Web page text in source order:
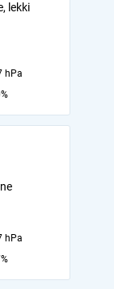
lekki
hPa
hPa